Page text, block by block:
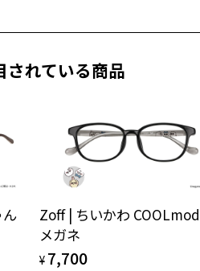
タッチメント込みの重さ
ます
を測定いただけます（無料）。
ードしてお使いください。
されている商品
ん
Zoff | ちいかわ
メガネ
¥ 7,700